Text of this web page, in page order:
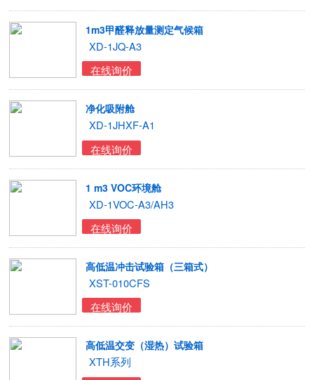
1m3甲醛释放量测定气候箱
XD-1JQ-A3
在线询价
净化吸附舱
XD-1JHXF-A1
在线询价
1 m3 VOC环境舱
XD-1VOC-A3/AH3
在线询价
高低温冲击试验箱（三箱式）
XST-010CFS
在线询价
高低温交变（湿热）试验箱
XTH系列